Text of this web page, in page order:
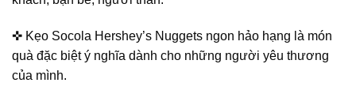
✜ Kẹo Socola Hershey’s Nuggets ngon hảo hạng là món
quà đặc biệt ý nghĩa dành cho những người yêu thương
của mình.